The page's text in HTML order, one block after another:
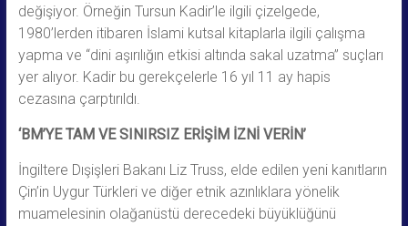
değişiyor. Örneğin Tursun Kadir’le ilgili çizelgede,
1980’lerden itibaren İslami kutsal kitaplarla ilgili çalışma
yapma ve “dini aşırılığın etkisi altında sakal uzatma” suçları
yer alıyor. Kadir bu gerekçelerle 16 yıl 11 ay hapis
cezasına çarptırıldı.
‘BM’YE TAM VE SINIRSIZ ERİŞİM İZNİ VERİN’
İngiltere Dışişleri Bakanı Liz Truss, elde edilen yeni kanıtların
Çin’in Uygur Türkleri ve diğer etnik azınlıklara yönelik
muamelesinin olağanüstü derecedeki büyüklüğünü